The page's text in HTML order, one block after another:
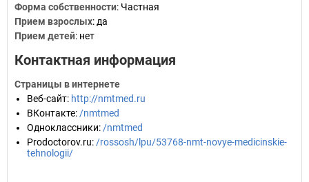
Форма собственности: Частная
Прием взрослых: да
Прием детей: нет
Контактная информация
Страницы в интернете
Веб-сайт: http://nmtmed.ru
ВКонтакте: /nmtmed
Одноклассники: /nmtmed
Prodoctorov.ru: /rossosh/lpu/53768-nmt-novye-medicinskie-
tehnologii/